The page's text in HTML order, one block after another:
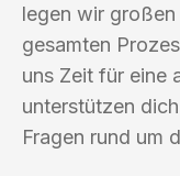
legen wir
gesamten
uns Zeit für eine
unterstützen
Fragen rund um